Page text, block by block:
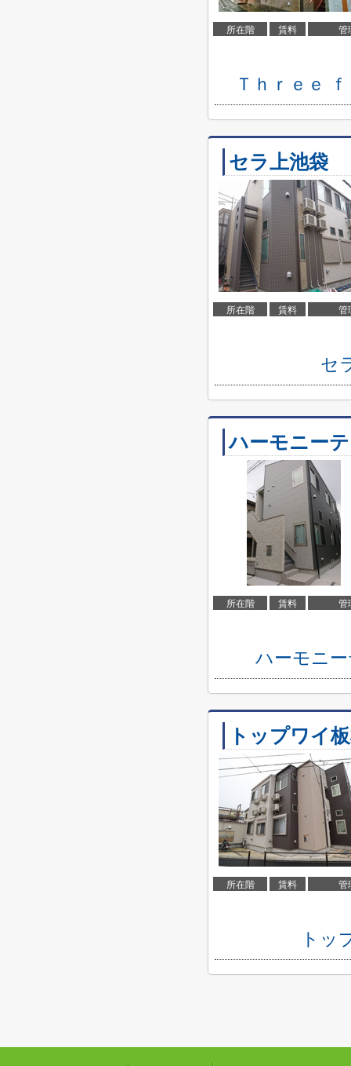
所在階 賃料 管
Ｔｈｒｅｅ
セラ上池袋
所在階 賃料 管
セ
ハーモニー
所在階 賃料 管
ハーモニ
トップワイ
所在階 賃料 管
トッ